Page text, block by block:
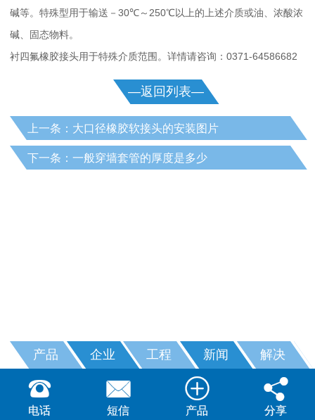
碱等。特殊型用于输送－30℃～250℃以上的上述介质或油、浓酸浓
碱、固态物料。
衬四氟橡胶接头用于特殊介质范围。详情请咨询：0371-64586682
—返回列表—
上一条：大口径橡胶软接头的安装图片
下一条：一般穿墙套管的厚度是多少
产品 企业 工程 新闻 解决

电话

短信

产品

分享